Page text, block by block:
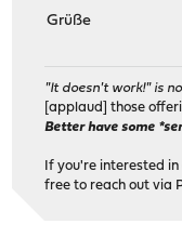
Grüße
"It doesn't work!" is
[applaud] those
Better have some
If you're interested
free to reach out via